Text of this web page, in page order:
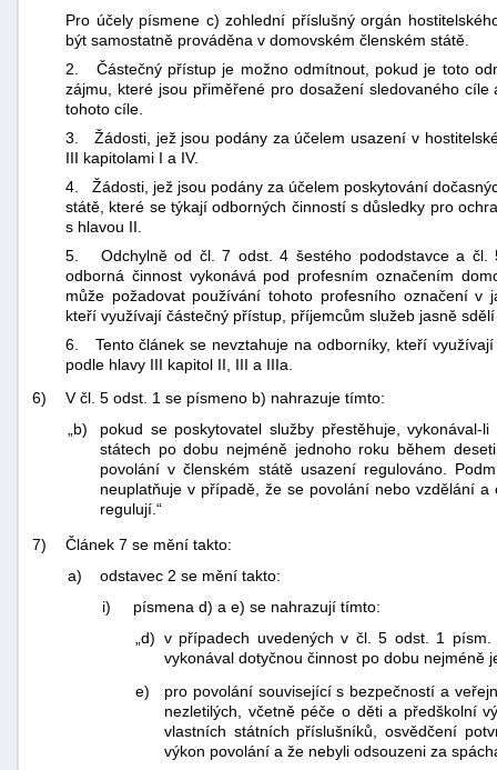
Pro účely písmene c) zohlední příslušný orgán
být samostatně prováděna v domovském členském státě.
2. Částečný přístup je možno odmítnout, pokud je toto
zájmu, které jsou přiměřené pro dosažení sledovaného
tohoto cíle.
3. Žádosti, jež jsou podány za účelem usazení v
III kapitolami I a IV.
4. Žádosti, jež jsou podány za účelem poskytování
státě, které se týkají odborných činností s důsledky pro
s hlavou II.
5. Odchylně od čl. 7 odst. 4 šestého pododstavce a čl.
odborná činnost vykonává pod profesním označením
může požadovat používání tohoto profesního označení v
kteří využívají částečný přístup, příjemcům služeb jasně
6. Tento článek se nevztahuje na odborníky, kteří
podle hlavy III kapitol II, III a IIIa.
6)
V čl. 5 odst. 1 se písmeno b) nahrazuje tímto:
„b)
pokud se poskytovatel služby přestěhuje,
státech po dobu nejméně jednoho roku během
povolání v členském státě usazení regulováno.
neuplatňuje v případě, že se povolání nebo vzdělání
regulují.“
7)
Článek 7 se mění takto:
a)
odstavec 2 se mění takto:
i)
písmena d) a e) se nahrazují tímto:
„d) v případech uvedených v čl. 5 odst. 1
vykonával dotyčnou činnost po dobu nejméně
e)
pro povolání související s bezpečností a
nezletilých, včetně péče o děti a předškolní
vlastních státních příslušníků, osvědčení
výkon povolání a že nebyli odsouzeni za